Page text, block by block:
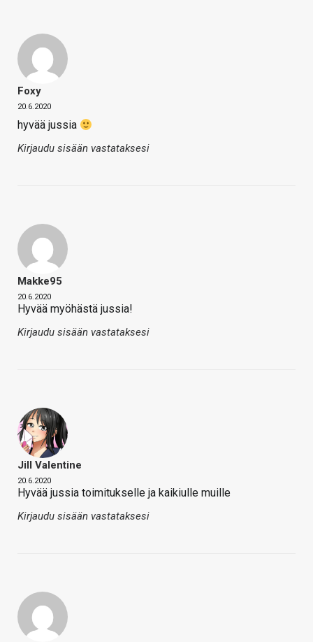
Foxy
20.6.2020
hyvää jussia
Kirjaudu sisään vastataksesi
Makke95
20.6.2020
Hyvää myöhästä jussia!
Kirjaudu sisään vastataksesi
Jill Valentine
20.6.2020
Hyvää jussia toimitukselle ja kaikiulle muille
Kirjaudu sisään vastataksesi